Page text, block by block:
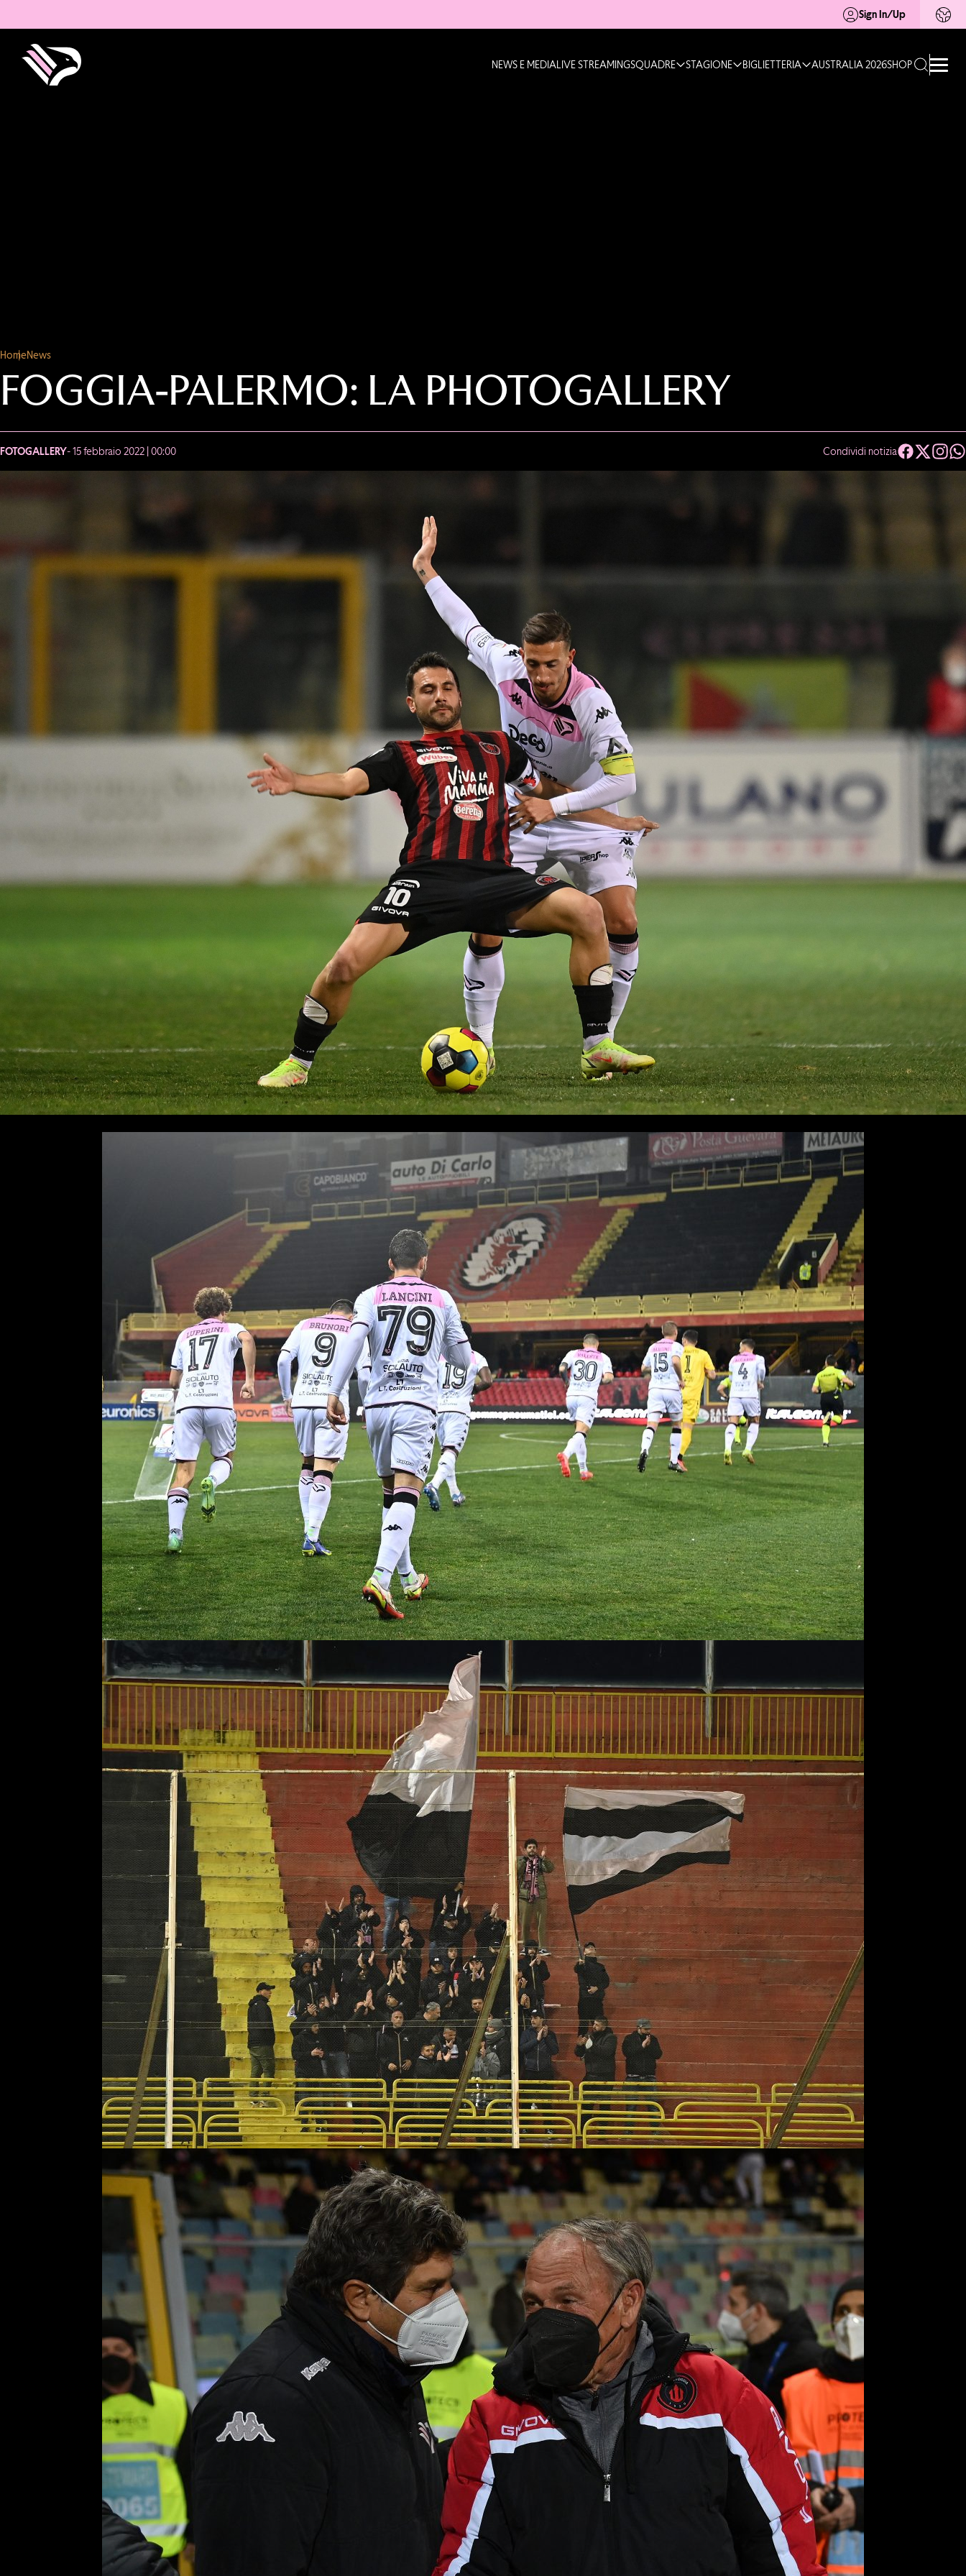
Sign In/Up
NEWS E MEDIALIVE STREAMINGSQUADRE STAGIONE BIGLIETTERIA AUSTRALIA 2026SHOP
HomeNews
FOGGIA-PALERMO: LA PHOTOGALLERY
FOTOGALLERY- 15 febbraio 2022 | 00:00 Condividi notizia